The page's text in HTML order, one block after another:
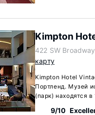
Kimpton
422 SW
карту
Kimpton Hotel
Портленд. Музей
(парк) находятся в
9/10